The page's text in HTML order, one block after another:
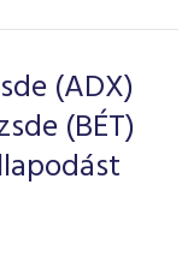
(ADX)
(BÉT)